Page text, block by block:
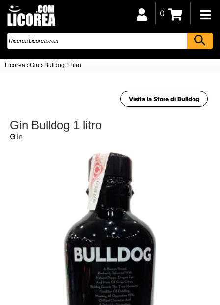
Licorea › Gin › Bulldog 1 litro
0
Visita la Store di Bulldog
Gin Bulldog 1 litro
Gin